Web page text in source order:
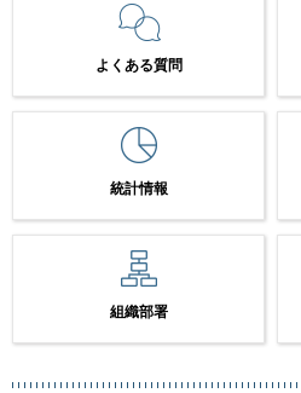
よくある質問
統計情報
組織部署